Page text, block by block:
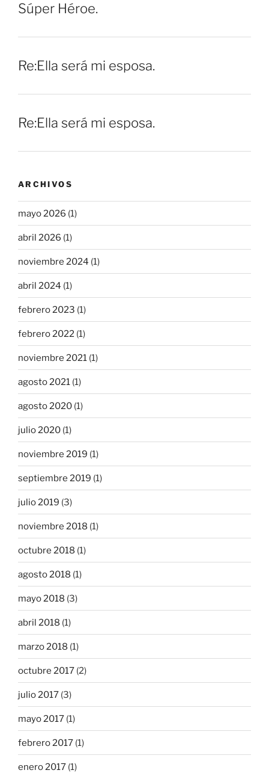
Súper Héroe.
Re:Ella será mi esposa.
Re:Ella será mi esposa.
ARCHIVOS
mayo 2026 (1)
abril 2026 (1)
noviembre 2024 (1)
abril 2024 (1)
febrero 2023 (1)
febrero 2022 (1)
noviembre 2021 (1)
agosto 2021 (1)
agosto 2020 (1)
julio 2020 (1)
noviembre 2019 (1)
septiembre 2019 (1)
julio 2019 (3)
noviembre 2018 (1)
octubre 2018 (1)
agosto 2018 (1)
mayo 2018 (3)
abril 2018 (1)
marzo 2018 (1)
octubre 2017 (2)
julio 2017 (3)
mayo 2017 (1)
febrero 2017 (1)
enero 2017 (1)